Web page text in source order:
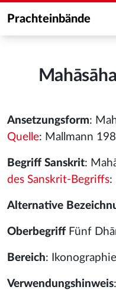
Prachteinbände
Ansetzungsform:
Quelle: Mallmann
Begriff Sanskrit:
des Sanskrit-Begriffs:
Alternative
Oberbegriff Fünf
Bereich:
Verwendungshinweis